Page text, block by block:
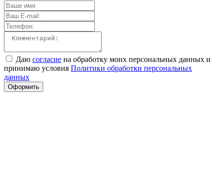
Даю согласие на обработку моих персональных данных и
принимаю условия Политики обработки персональных
данных
Оформить